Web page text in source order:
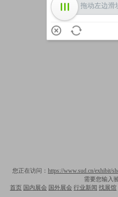
您正在访问： https://www.sud.cn/exhibit/
需要您输入
首页 国内展会 国外展会 行业新闻 找展馆
拖动左边滑